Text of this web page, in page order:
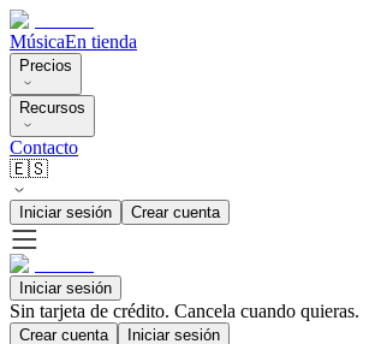
MúsicaEn tienda
Precios
Recursos
Contacto
🇪🇸
Iniciar sesión Crear cuenta
Iniciar sesión
Sin tarjeta de crédito. Cancela cuando quieras.
Crear cuenta Iniciar sesión